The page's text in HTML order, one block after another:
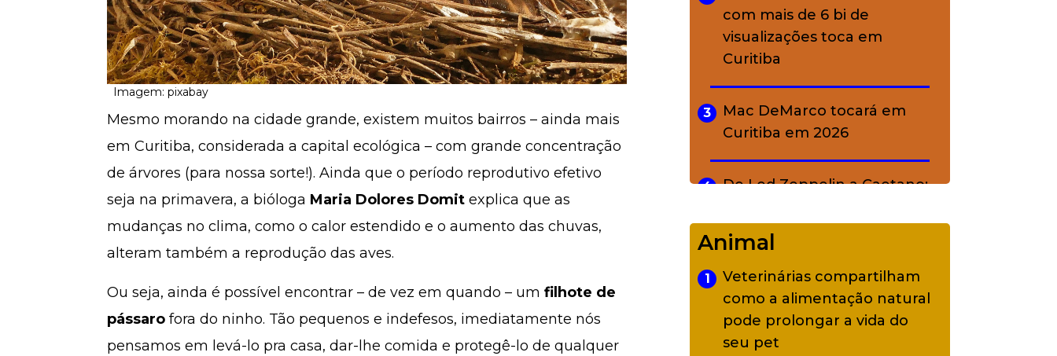
Imagem: pixabay
Mesmo morando na cidade grande, existem muitos bairros – ainda mais
em Curitiba, considerada a capital ecológica – com grande concentração
de árvores (para nossa sorte!). Ainda que o período reprodutivo efetivo
seja na primavera, a bióloga Maria Dolores Domit explica que as
mudanças no clima, como o calor estendido e o aumento das chuvas,
alteram também a reprodução das aves.
Ou seja, ainda é possível encontrar – de vez em quando – um filhote de
pássaro fora do ninho. Tão pequenos e indefesos, imediatamente nós
pensamos em levá-lo pra casa, dar-lhe comida e protegê-lo de qualquer
com mais de 6 bi de
visualizações toca em
Curitiba
3
Mac DeMarco tocará em
Curitiba em 2026
4
De Led Zeppelin a Caetano:
diverso a partir de R$ 17
5
Adriana Calcanhotto retoma
alter ego infantil para show
em Curitiba
Animal
1
Veterinárias compartilham
como a alimentação natural
pode prolongar a vida do
seu pet